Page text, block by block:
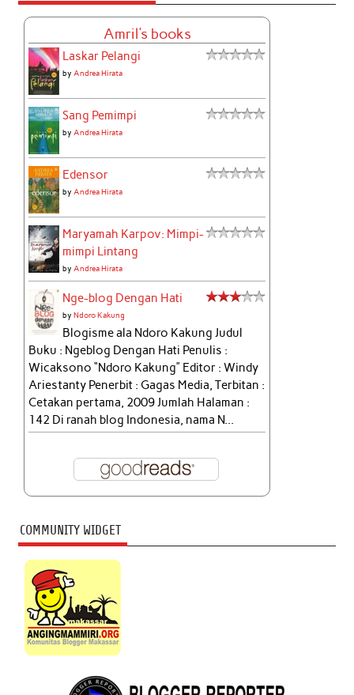
Amril's books
Laskar Pelangi
byAndrea Hirata
Sang Pemimpi
byAndrea Hirata
Edensor
byAndrea Hirata
Maryamah Karpov: Mimpi-
mimpi Lintang
byAndrea Hirata
Nge-blog Dengan Hati
byNdoro Kakung
Blogisme ala Ndoro Kakung Judul
Buku : Ngeblog Dengan Hati Penulis :
Wicaksono “Ndoro Kakung” Editor : Windy
Ariestanty Penerbit : Gagas Media, Terbitan :
Cetakan pertama, 2009 Jumlah Halaman :
142 Di ranah blog Indonesia, nama N...
COMMUNITY WIDGET